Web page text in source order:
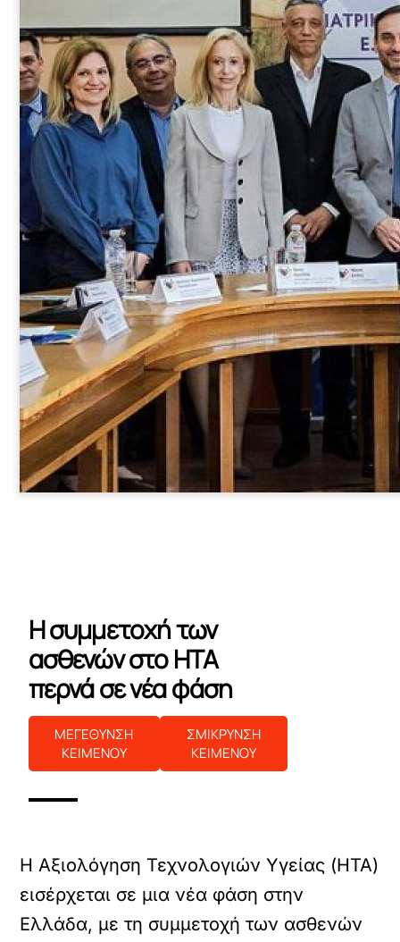
Η συμμετοχή των
ασθενών στο HTA
περνά σε νέα φάση
ΜΕΓΕΘΥΝΣΗ
ΚΕΙΜΕΝΟΥ
ΣΜΙΚΡΥΝΣΗ
ΚΕΙΜΕΝΟΥ
Η Αξιολόγηση Τεχνολογιών Υγείας (HTA)
εισέρχεται σε μια νέα φάση στην
Ελλάδα, με τη συμμετοχή των ασθενών